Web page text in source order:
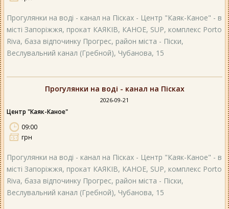
Прогулянки на воді - канал на Пісках - Центр "Каяк-Каное" - в
місті Запоріжжя, прокат КАЯКІВ, КАНОЕ, SUP, комплекс Porto
Riva, база відпочинку Прогрес, район міста - Піски,
Веслувальний канал (Гребной), Чубанова, 15
Прогулянки на воді - канал на Пісках
2026-09-21
Центр "Каяк-Каное"
09:00
грн
Прогулянки на воді - канал на Пісках - Центр "Каяк-Каное" - в
місті Запоріжжя, прокат КАЯКІВ, КАНОЕ, SUP, комплекс Porto
Riva, база відпочинку Прогрес, район міста - Піски,
Веслувальний канал (Гребной), Чубанова, 15